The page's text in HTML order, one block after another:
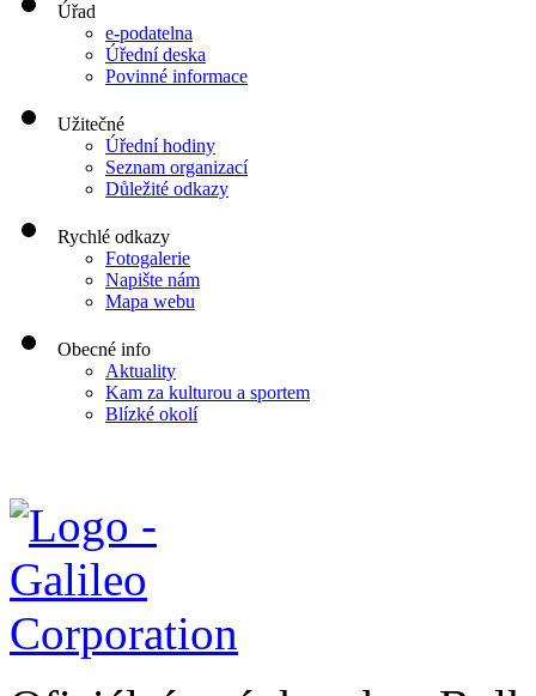
Úřad
e-podatelna
Úřední deska
Povinné informace
Užitečné
Úřední hodiny
Seznam organizací
Důležité odkazy
Rychlé odkazy
Fotogalerie
Napište nám
Mapa webu
Obecné info
Aktuality
Kam za kulturou a sportem
Blízké okolí